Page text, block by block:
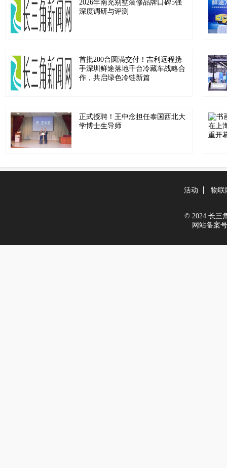
2026年南充别墅装修品牌口碑5强
深度调研与评测
首批200台圆满交付！吉利远程携
手深圳鲜途落地千台冷藏车战略合
作，共启绿色冷链新篇
正式授聘！王中念担任泰国西北大
学博士生导师
活动 物联
© 2024 长三
网站备案